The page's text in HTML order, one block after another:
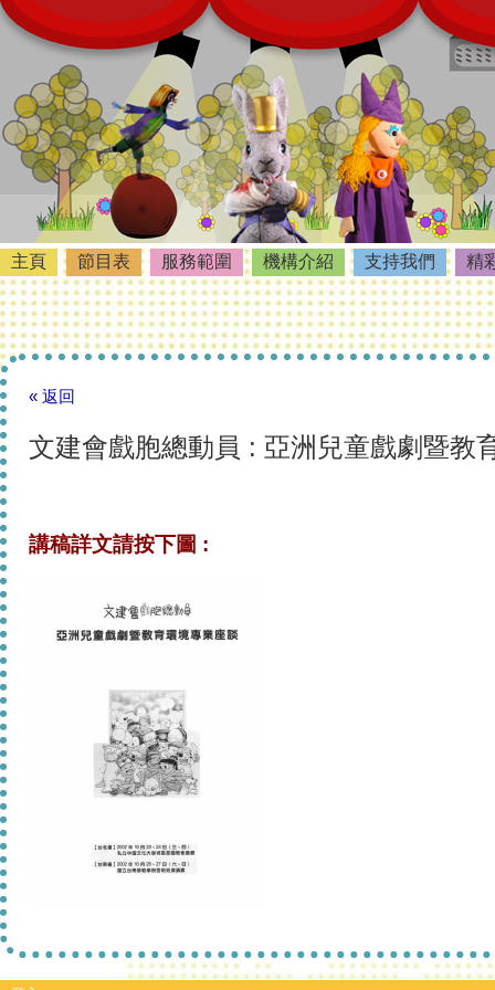
主頁 節目表 服務範圍 機構介紹 支持我們 精
« 返回
文建會戲胞總動員 : 亞洲兒童戲劇暨教
講稿詳文請按下圖 :